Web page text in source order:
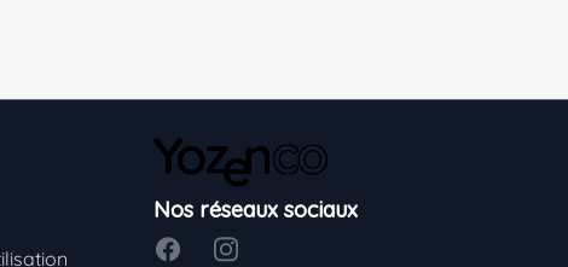
Nos réseaux sociaux
FacebookInstagram